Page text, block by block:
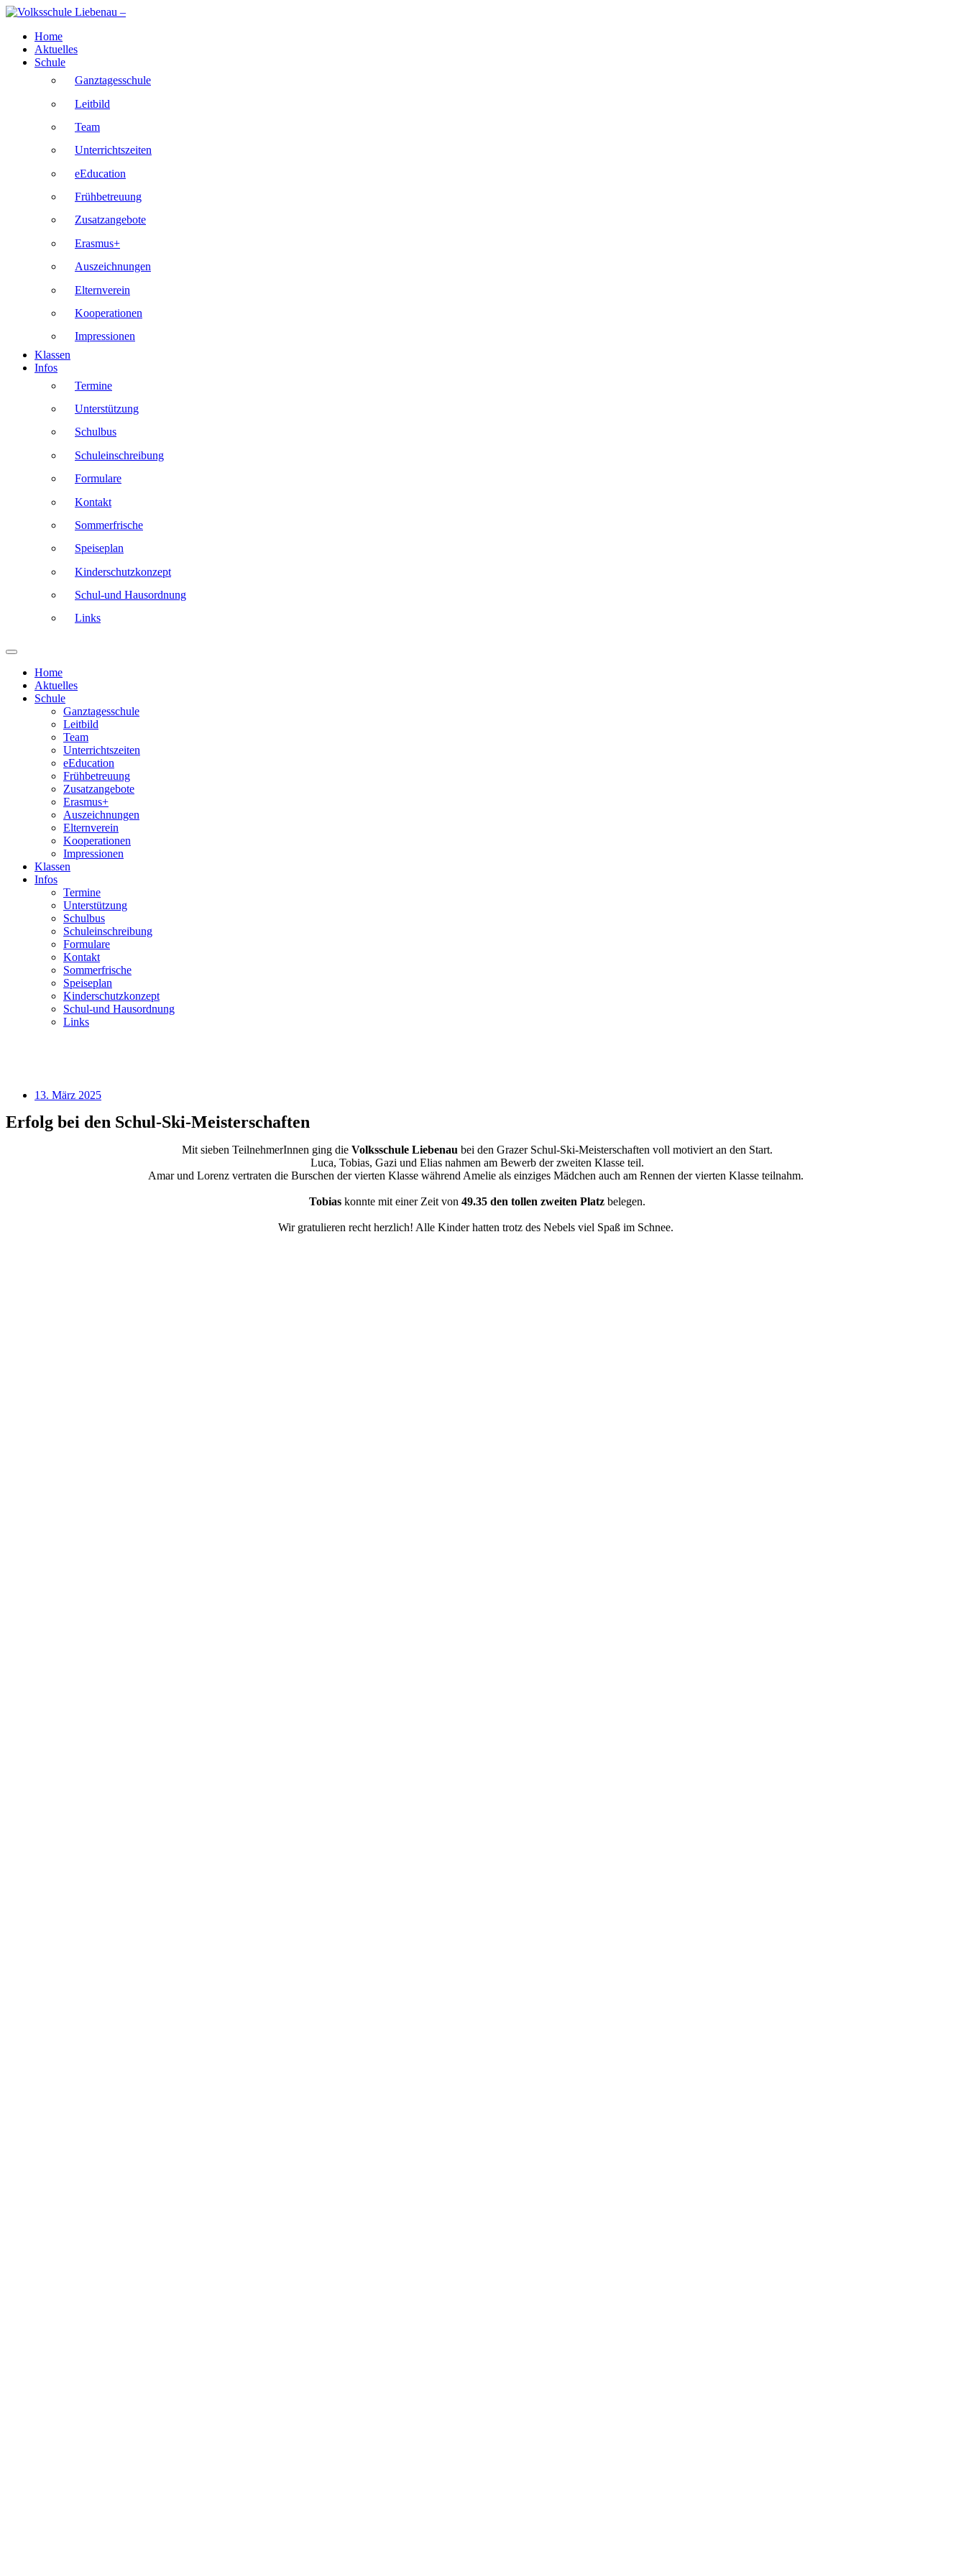
Skip
contentHome
Aktuelles
Schule
Ganztagesschule
Leitbild
Team
Unterrichtszeiten
eEducation
Frühbetreuung
Zusatzangebote
Erasmus+
Auszeichnungen
Elternverein
Kooperationen
Impressionen
Klassen
Infos
Termine
Unterstützung
Schulbus
Schuleinschreibung
Formulare
Kontakt
Sommerfrische
Speiseplan
Kinderschutzkonzept
Schul-und Hausordnung
Links
Home
Aktuelles
Schule
Ganztagesschule
Leitbild
Team
Unterrichtszeiten
eEducation
Frühbetreuung
Zusatzangebote
Erasmus+
Auszeichnungen
Elternverein
Kooperationen
Impressionen
Klassen
Infos
Termine
Unterstützung
Schulbus
Schuleinschreibung
Formulare
Kontakt
Sommerfrische
Speiseplan
Kinderschutzkonzept
Schul-und Hausordnung
Links
13. März 2025
Erfolg bei den Schul-Ski-Meisterschaften
Mit sieben TeilnehmerInnen ging die Volksschule Liebenau bei den Grazer Schul-Ski-Meisterschaften voll motiviert an den Start.
Luca, Tobias, Gazi und Elias nahmen am Bewerb der zweiten Klasse teil.
Amar und Lorenz vertraten die Burschen der vierten Klasse während Amelie als einziges Mädchen auch am Rennen der vierten Klasse teilnahm.
Tobias konnte mit einer Zeit von 49.35 den tollen zweiten Platz belegen.
Wir gratulieren recht herzlich! Alle Kinder hatten trotz des Nebels viel Spaß im Schnee.